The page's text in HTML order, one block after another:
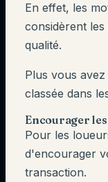
En effet, les
considèrent
qualité.
Plus vous
classée dans
Encourager
Pour les
d'encourager
transaction.